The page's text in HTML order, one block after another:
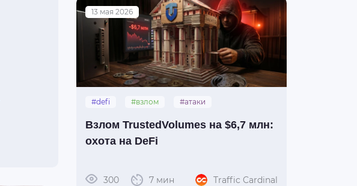
13 мая 2026
#defi #взлом
#атаки
Взлом TrustedVolumes на $6,7 млн:
охота на DeFi
300 7 мин Traffic Cardinal